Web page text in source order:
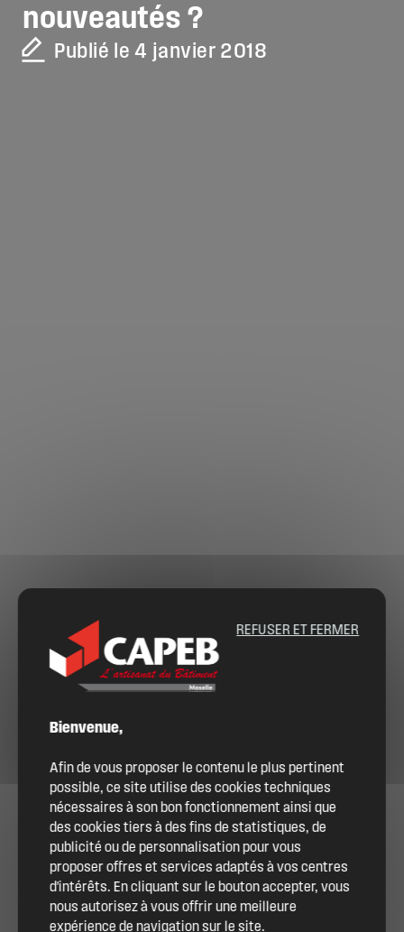
nouveautés ?
Publié le 4 janvier 2018
Bienvenue,
Afin de vous proposer le contenu le plus pertinent
possible, ce site utilise des cookies techniques
nécessaires à son bon fonctionnement ainsi que
des cookies tiers à des fins de statistiques, de
publicité ou de personnalisation pour vous
proposer offres et services adaptés à vos centres
d'intérêts. En cliquant sur le bouton accepter, vous
nous autorisez à vous offrir une meilleure
expérience de navigation sur le site.
REFUSER ET FERMER